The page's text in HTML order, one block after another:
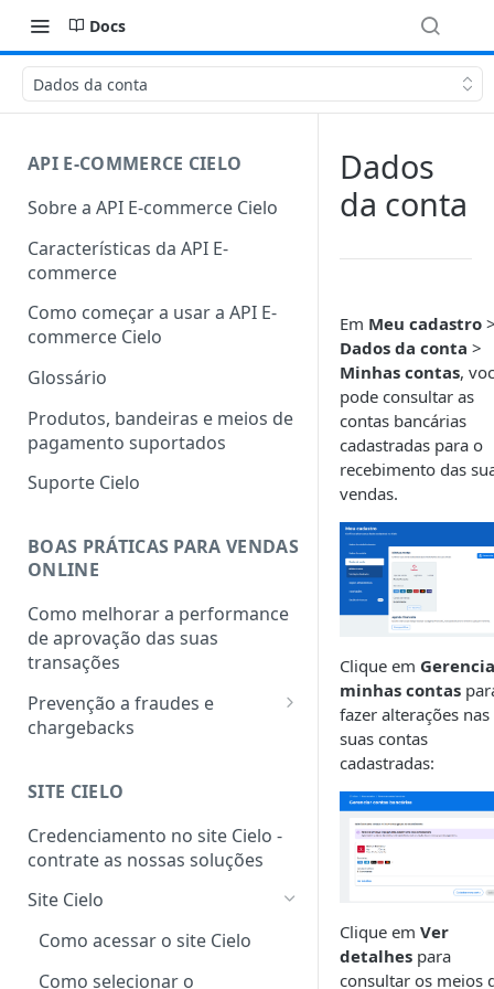
Docs
Dados da conta
API E-COMMERCE CIELO
Sobre a API E-commerce Cielo
Características da API E-
commerce
Como começar a usar a API E-
commerce Cielo
Glossário
Produtos, bandeiras e meios de
pagamento suportados
Suporte Cielo
BOAS PRÁTICAS PARA VENDAS
ONLINE
Como melhorar a performance
de aprovação das suas
transações
Prevenção a fraudes e
chargebacks
Programa de monitoria de
chargebacks e fraudes das
bandeiras
SITE CIELO
Credenciamento no site Cielo -
contrate as nossas soluções
Site Cielo
Como acessar o site Cielo
Como selecionar o
Dados
da conta
Em Meu cadastro
Dados da conta >
Minhas contas,
pode consultar as
contas bancárias
cadastradas para o
recebimento das
vendas.
Clique em
minhas contas
fazer alterações nas
suas contas
cadastradas:
Clique em Ver
detalhes para
consultar os meios